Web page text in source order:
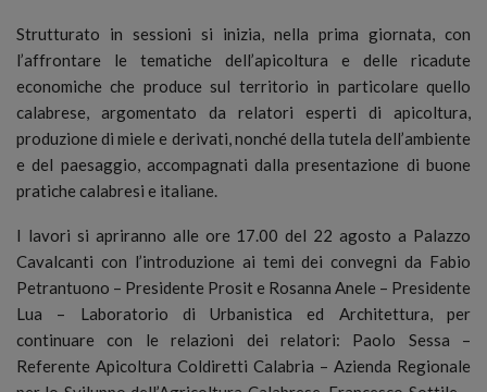
Strutturato in sessioni si inizia, nella prima giornata, con
l’affrontare le tematiche dell’apicoltura e delle ricadute
economiche che produce sul territorio in particolare quello
calabrese, argomentato da relatori esperti di apicoltura,
produzione di miele e derivati, nonché della tutela dell’ambiente
e del paesaggio, accompagnati dalla presentazione di buone
pratiche calabresi e italiane.
I lavori si apriranno alle ore 17.00 del 22 agosto a Palazzo
Cavalcanti con l’introduzione ai temi dei convegni da Fabio
Petrantuono – Presidente Prosit e Rosanna Anele – Presidente
Lua – Laboratorio di Urbanistica ed Architettura, per
continuare con le relazioni dei relatori: Paolo Sessa –
Referente Apicoltura Coldiretti Calabria – Azienda Regionale